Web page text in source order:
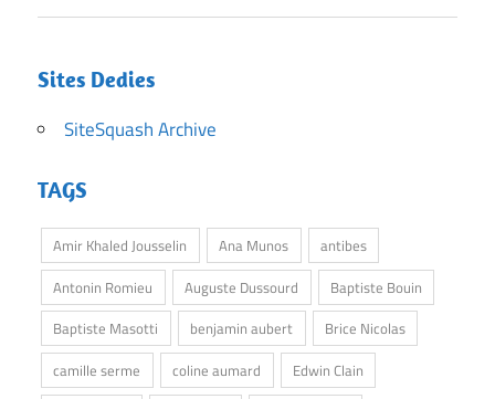
Sites Dedies
SiteSquash Archive
TAGS
Amir Khaled Jousselin Ana Munos
antibes
Antonin Romieu
Auguste Dussourd
Baptiste Bouin
Baptiste Masotti
benjamin aubert
Brice Nicolas
camille serme
coline aumard
Edwin Clain